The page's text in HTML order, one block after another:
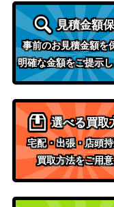
ュージョン・ドラゴン
（HR）【INOV-
S-Force 乱破小夜丸(
リズマティック）
九字切りの呪符（
E）【IGAS-JP066】
青眼の白龍（UR）【
01-JP003】
見積金額
事前のお見積金額を
明確な金額をご提示
選べる買取
宅配・出張・店頭
買取方法をご用